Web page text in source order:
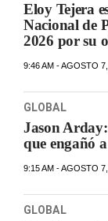
Eloy Tejera
Nacional de
2026 por su
9:46 AM - AGOSTO
GLOBAL
Jason
que engañó
9:15 AM - AGOSTO
GLOBAL